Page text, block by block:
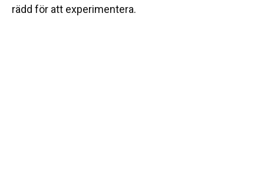
rädd för att experimentera.